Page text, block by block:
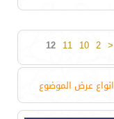
<
2
10
11
12
انواع عرض الموضوع